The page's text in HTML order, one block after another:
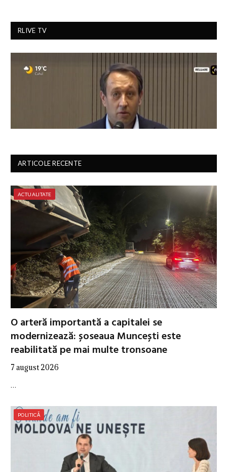
RLIVE TV
ARTICOLE RECENTE
ACTUALITATE
O arteră importantă a capitalei se
modernizează: șoseaua Muncești este
reabilitată pe mai multe tronsoane
7 august 2026
…
POLITICĂ